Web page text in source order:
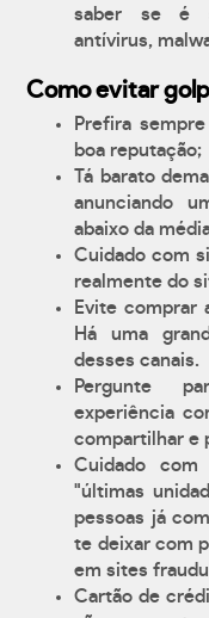
saber se é
antívirus,
Como evitar
Prefira
boa reputação;
Tá barato
anunciando
abaixo da
Cuidado com
realmente do
Evite comprar
Há uma
desses canais.
Pergunte
experiência
compartilhar e
Cuidado com
"últimas
pessoas já
te deixar com
em sites
Cartão de